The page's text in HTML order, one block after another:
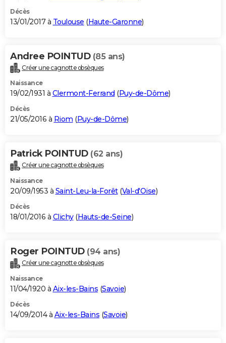
Décès
13/01/2017 à Toulouse (Haute-Garonne)
Andree POINTUD (85 ans)
Créer une cagnotte obsèques
Naissance
19/02/1931 à Clermont-Ferrand (Puy-de-Dôme)
Décès
21/05/2016 à Riom (Puy-de-Dôme)
Patrick POINTUD (62 ans)
Créer une cagnotte obsèques
Naissance
20/09/1953 à Saint-Leu-la-Forêt(Val-d'Oise)
Décès
18/01/2016 à Clichy(Hauts-de-Seine)
Roger POINTUD (94 ans)
Créer une cagnotte obsèques
Naissance
11/04/1920 à Aix-les-Bains (Savoie)
Décès
14/09/2014 à Aix-les-Bains (Savoie)